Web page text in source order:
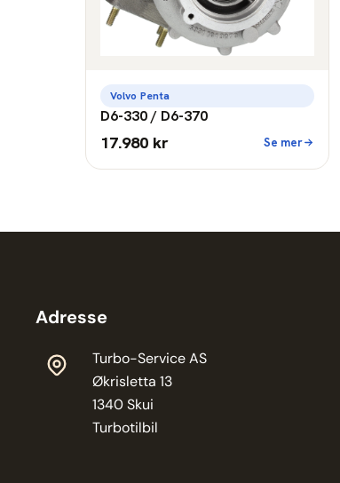
Volvo Penta
D6-330 / D6-370
17.980 kr Se mer
Adresse
Turbo-Service AS
Økrisletta 13
1340 Skui
Turbotilbil